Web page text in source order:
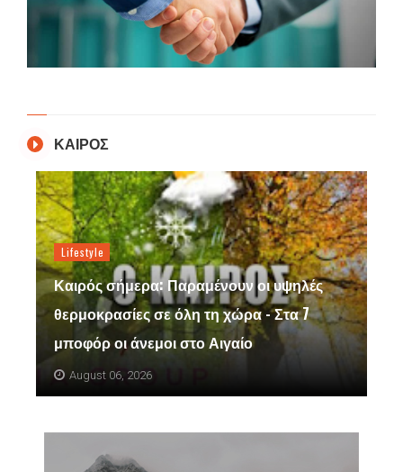
ΚΑΙΡΟΣ
Lifestyle
Καιρός σήμερα: Παραμένουν οι υψηλές
θερμοκρασίες σε όλη τη χώρα - Στα 7
μποφόρ οι άνεμοι στο Αιγαίο
August 06, 2026